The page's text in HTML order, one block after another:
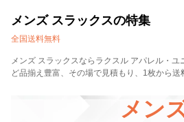
メンズ スラックスの特集
全国送料無料
メンズ スラックスならラクスル アパレル・
ど品揃え豊富、その場で見積もり、1枚から送
メン